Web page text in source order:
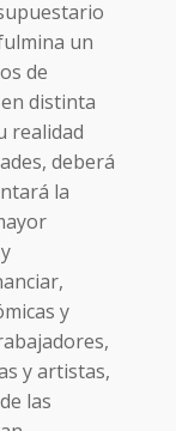
un
de
distinta
realidad
deberá
la
y
y artistas,
las